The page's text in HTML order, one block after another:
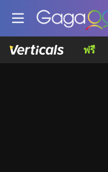
ฟรี